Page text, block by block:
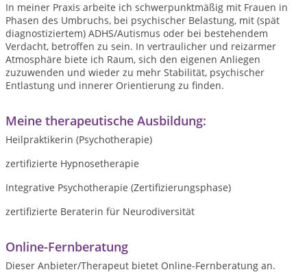
In meiner Praxis arbeite ich schwerpunktmäßig mit Frauen in
Phasen des Umbruchs, bei psychischer Belastung, mit (spät
diagnostiziertem) ADHS/Autismus oder bei bestehendem
Verdacht, betroffen zu sein. In vertraulicher und reizarmer
Atmosphäre biete ich Raum, sich den eigenen Anliegen
zuzuwenden und wieder zu mehr Stabilität, psychischer
Entlastung und innerer Orientierung zu finden.
Meine therapeutische Ausbildung:
Heilpraktikerin (Psychotherapie)
zertifizierte Hypnosetherapie
Integrative Psychotherapie (Zertifizierungsphase)
zertifizierte Beraterin für Neurodiversität
Online-Fernberatung
Dieser Anbieter/Therapeut bietet Online-Fernberatung an.